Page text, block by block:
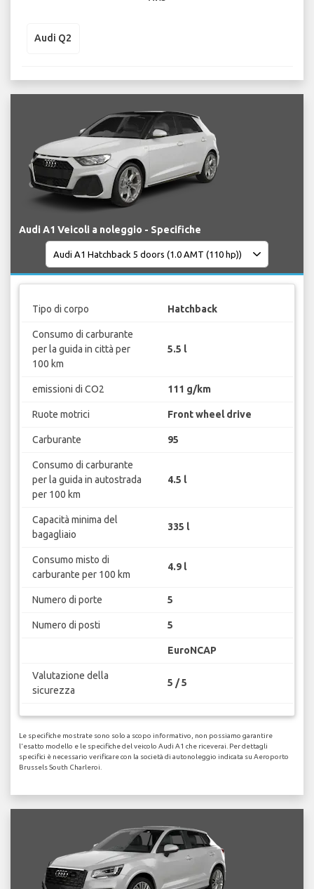
Audi Q2
Audi A1 Veicoli a noleggio - Specifiche
Tipo di corpo Hatchback
Consumo di carburante
per la guida in città per
100 km
5.5 l
emissioni di CO2 111 g/km
Ruote motrici Front wheel drive
Carburante 95
Consumo di carburante
per la guida in autostrada
per 100 km
4.5 l
Capacità minima del
bagagliaio
335 l
Consumo misto di
carburante per 100 km
4.9 l
Numero di porte 5
Numero di posti 5
EuroNCAP
Valutazione della
sicurezza
5 / 5
Le specifiche mostrate sono solo a scopo informativo, non possiamo garantire
l'esatto modello e le specifiche del veicolo Audi A1 che riceverai. Per dettagli
specifici è necessario verificare con la società di autonoleggio indicata su Aeroporto
Brussels South Charleroi.